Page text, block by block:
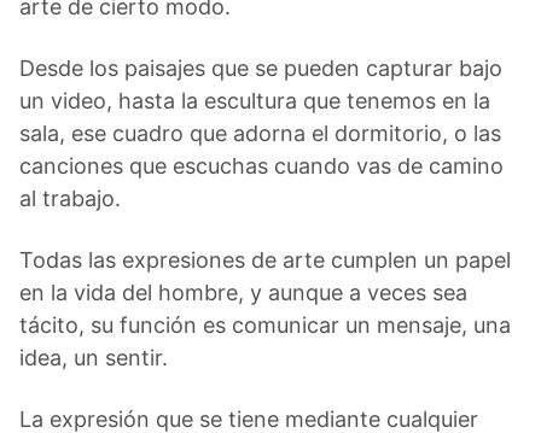
arte de cierto modo.
Desde los paisajes que se pueden capturar bajo
un video, hasta la escultura que tenemos en la
sala, ese cuadro que adorna el dormitorio, o las
canciones que escuchas cuando vas de camino
al trabajo.
Todas las expresiones de arte cumplen un papel
en la vida del hombre, y aunque a veces sea
tácito, su función es comunicar un mensaje, una
idea, un sentir.
La expresión que se tiene mediante cualquier